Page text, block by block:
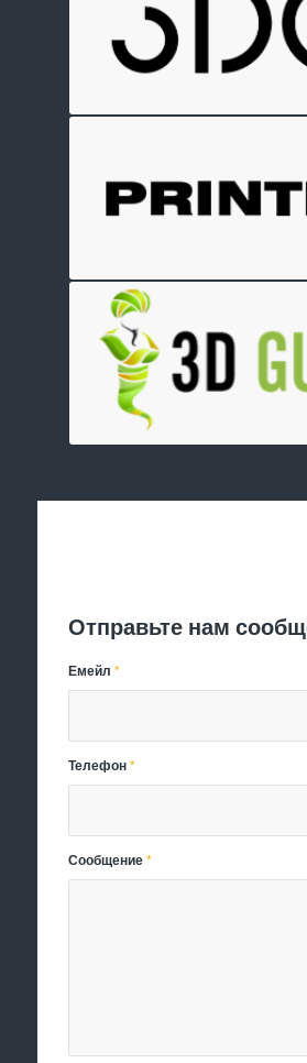
Отправьте нам
Емейл*
Телефон*
Сообщение*